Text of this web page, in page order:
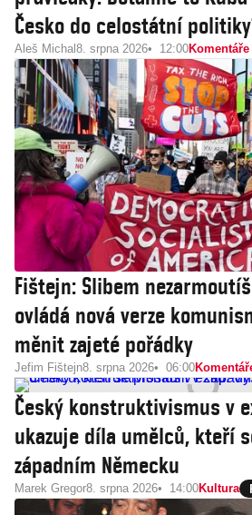
Česko do celostátní
Aleš Michal 8. srpna 2026 12:00Komentáře
Fištejn: Slibem
ovládá nová verze
měnit zajeté pořádky
Jefim Fištejn8. srpna 2026 06:00
Český konstruktivismus v
ukazuje díla umělců, kteří
západním Německu
Marek Gregor8. srpna 2026 14:00Kultura